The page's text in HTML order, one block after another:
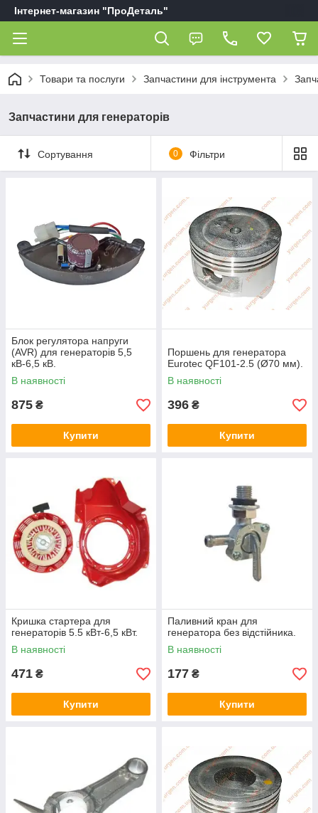
Інтернет-магазин "ПроДеталь"
Товари та послуги Запчастини для інструмента
Запчастини для генераторів
Сортування 0 Фільтри
Блок регулятора напруги
(AVR) для генераторів 5,5
кВ-6,5 кВ.
В наявності
875 ₴
Купити
Поршень для генератора
Eurotec QF101-2.5 (Ø70 мм).
В наявності
396 ₴
Купити
Кришка стартера для
генераторів 5.5 кВт-6,5 кВт.
В наявності
471 ₴
Купити
Паливний кран для
генератора без відстійника.
В наявності
177 ₴
Купити